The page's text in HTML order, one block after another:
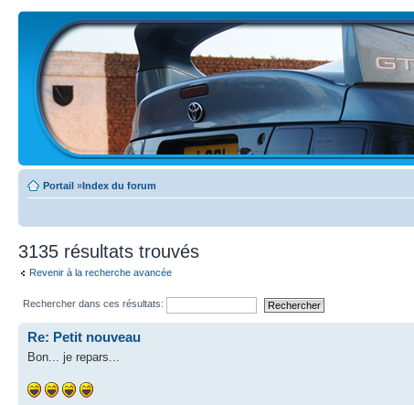
Portail »Index du forum
3135 résultats trouvés
Revenir à la recherche avancée
Rechercher dans ces résultats:
Re: Petit nouveau
Bon... je repars...